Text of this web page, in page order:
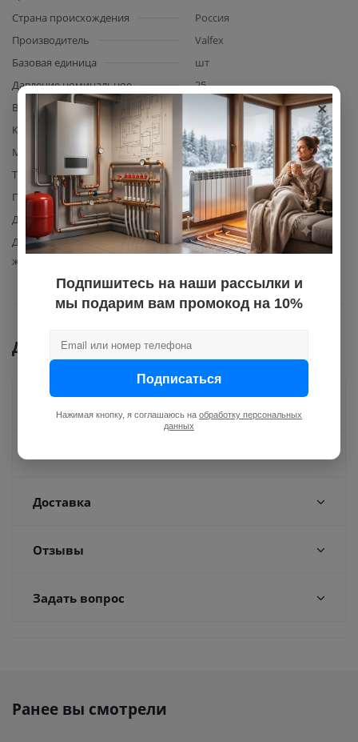
Страна происхождения
Россия
Производитель
Valfex
Базовая единица
шт
Давление номинальное
25
Вид элемента
Количество в упаковке
Материал изготовления
полипропилен
Тип фитинга
сварной
Подвид фитинга
переходной
Диаметр
110
Допустимая температура
жидкости
80
Документы
Доставка
Отзывы
Задать вопрос
Ранее вы смотрели
×
Подпишитесь на наши рассылки и
мы подарим вам промокод на 10%
Подписаться
Нажимая кнопку, я соглашаюсь на обработку персональных
данных